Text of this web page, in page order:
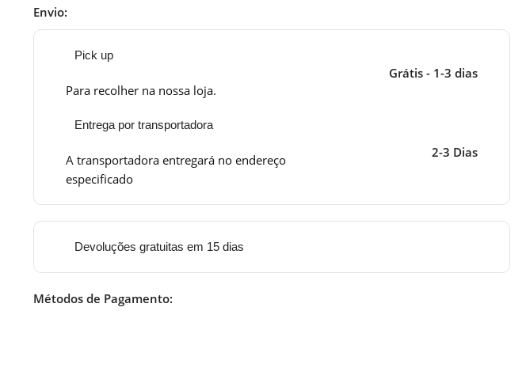
Envio:
Pick up
Para recolher na nossa loja.
Grátis - 1-3 dias
Entrega por transportadora
A transportadora entregará no endereço
especificado
2-3 Dias
Devoluções gratuitas em 15 dias
Métodos de Pagamento: